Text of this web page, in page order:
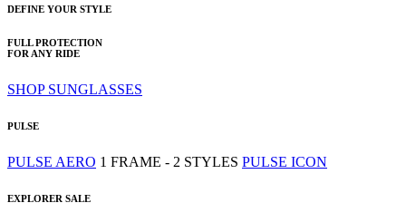
DEFINE YOUR STYLE
FULL PROTECTION
FOR ANY RIDE
SHOP SUNGLASSES
PULSE
PULSE AERO 1 FRAME - 2 STYLES PULSE ICON
EXPLORER SALE